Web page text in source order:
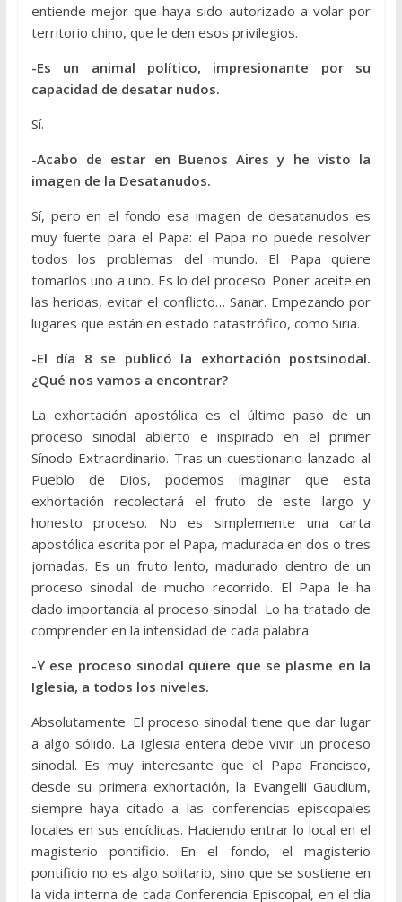
entiende mejor que haya sido autorizado a volar por
territorio chino, que le den esos privilegios.
-Es un animal político, impresionante por su
capacidad de desatar nudos.
Sí.
-Acabo de estar en Buenos Aires y he visto la
imagen de la Desatanudos.
Sí, pero en el fondo esa imagen de desatanudos es
muy fuerte para el Papa: el Papa no puede resolver
todos los problemas del mundo. El Papa quiere
tomarlos uno a uno. Es lo del proceso. Poner aceite en
las heridas, evitar el conflicto… Sanar. Empezando por
lugares que están en estado catastrófico, como Siria.
-El día 8 se publicó la exhortación postsinodal.
¿Qué nos vamos a encontrar?
La exhortación apostólica es el último paso de un
proceso sinodal abierto e inspirado en el primer
Sínodo Extraordinario. Tras un cuestionario lanzado al
Pueblo de Dios, podemos imaginar que esta
exhortación recolectará el fruto de este largo y
honesto proceso. No es simplemente una carta
apostólica escrita por el Papa, madurada en dos o tres
jornadas. Es un fruto lento, madurado dentro de un
proceso sinodal de mucho recorrido. El Papa le ha
dado importancia al proceso sinodal. Lo ha tratado de
comprender en la intensidad de cada palabra.
-Y ese proceso sinodal quiere que se plasme en la
Iglesia, a todos los niveles.
Absolutamente. El proceso sinodal tiene que dar lugar
a algo sólido. La Iglesia entera debe vivir un proceso
sinodal. Es muy interesante que el Papa Francisco,
desde su primera exhortación, la Evangelii Gaudium,
siempre haya citado a las conferencias episcopales
locales en sus encíclicas. Haciendo entrar lo local en el
magisterio pontificio. En el fondo, el magisterio
pontificio no es algo solitario, sino que se sostiene en
la vida interna de cada Conferencia Episcopal, en el día